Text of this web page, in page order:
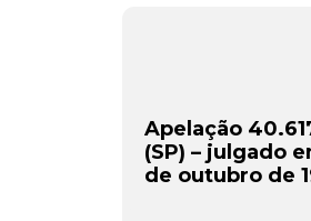
Apelação
(SP) – julgado
de outubro de